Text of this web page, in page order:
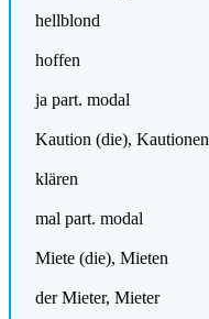
hellblond
hoffen
ja part. modal
Kaution (die), Kautionen
klären
mal part. modal
Miete (die), Mieten
der Mieter, Mieter